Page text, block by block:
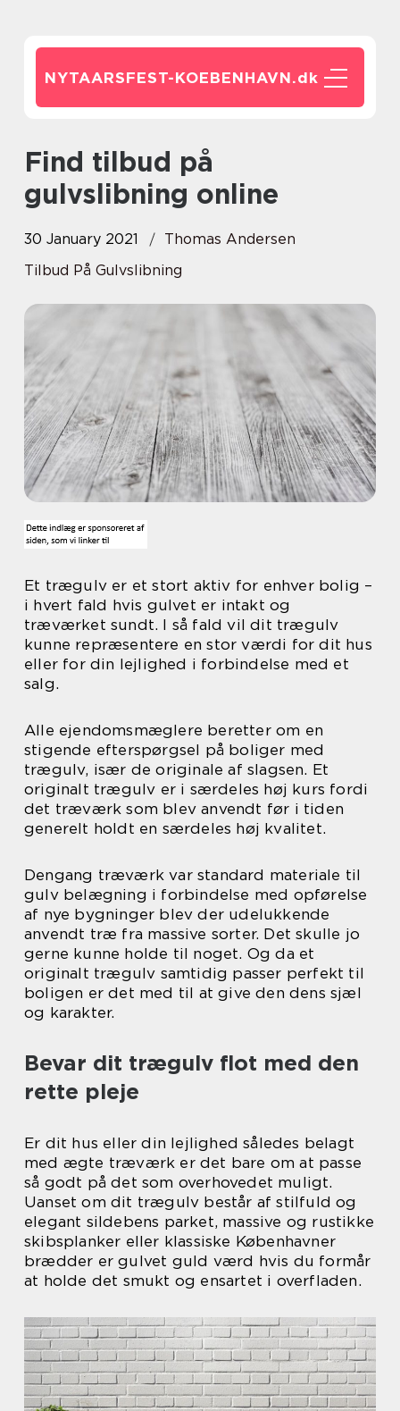
NYTAARSFEST-KOEBENHAVN.dk
Find tilbud på
gulvslibning online
30 January 2021
Thomas Andersen
Tilbud På Gulvslibning
Et trægulv er et stort aktiv for enhver bolig –
i hvert fald hvis gulvet er intakt og
træværket sundt. I så fald vil dit trægulv
kunne repræsentere en stor værdi for dit hus
eller for din lejlighed i forbindelse med et
salg.
Alle ejendomsmæglere beretter om en
stigende efterspørgsel på boliger med
trægulv, især de originale af slagsen. Et
originalt trægulv er i særdeles høj kurs fordi
det træværk som blev anvendt før i tiden
generelt holdt en særdeles høj kvalitet.
Dengang træværk var standard materiale til
gulv belægning i forbindelse med opførelse
af nye bygninger blev der udelukkende
anvendt træ fra massive sorter. Det skulle jo
gerne kunne holde til noget. Og da et
originalt trægulv samtidig passer perfekt til
boligen er det med til at give den dens sjæl
og karakter.
Bevar dit trægulv flot med den
rette pleje
Er dit hus eller din lejlighed således belagt
med ægte træværk er det bare om at passe
så godt på det som overhovedet muligt.
Uanset om dit trægulv består af stilfuld og
elegant sildebens parket, massive og rustikke
skibsplanker eller klassiske Københavner
brædder er gulvet guld værd hvis du formår
at holde det smukt og ensartet i overfladen.